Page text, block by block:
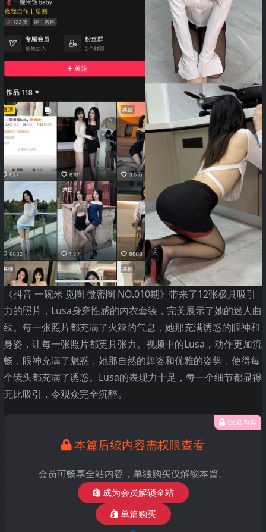
《抖音 一碗米 觅圈 微密圈 NO.010期》带来了12张极具吸引
力的照片，Lusa身穿性感的内衣套装，完美展示了她的迷人曲
线。每一张照片都充满了火辣的气息，她那充满诱惑的眼神和
身姿，让每一张照片都更具张力。视频中的Lusa，动作更加流
畅，眼神充满了魅惑，她那自然的舞姿和优雅的姿势，使得每
个镜头都充满了诱惑。Lusa的表现力十足，每一个细节都显得
无比吸引，令观众完全沉醉。
隐藏内容
本篇后续内容需权限查看
会员可畅享全站内容，单独购买仅解锁本篇。
成为会员解锁全站
单篇购买